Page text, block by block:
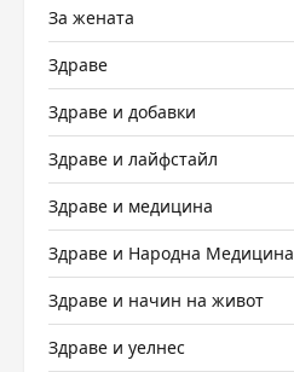
За жената
Здраве
Здраве и добавки
Здраве и лайфстайл
Здраве и медицина
Здраве и Народна Медицина
Здраве и начин на живот
Здраве и уелнес